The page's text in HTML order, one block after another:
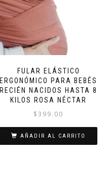
FULAR ELÁSTICO
ERGONÓMICO PARA BEBÉS
RECIÉN NACIDOS HASTA 8
KILOS ROSA NÉCTAR
$399.00
AÑADIR AL CARRITO